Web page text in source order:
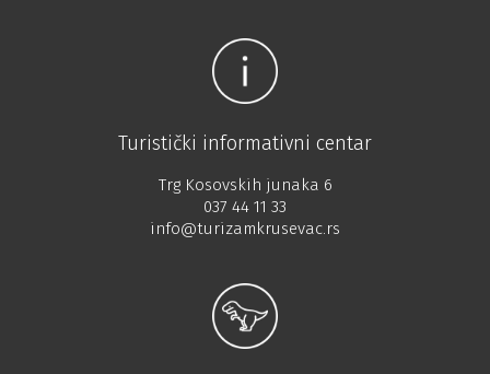
Turistički informativni centar
Trg Kosovskih junaka 6
037 44 11 33
info@turizamkrusevac.rs